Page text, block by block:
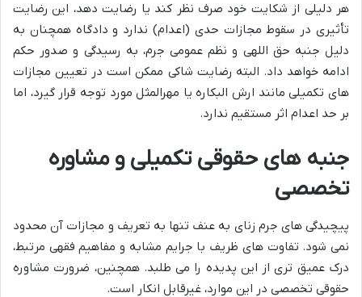
هر دلیلی از شکایت خود صرف نظر کند یا رضایت دهد، این رضایت
تأثیری در سقوط مجازات حدی (اعدام) ندارد و دادگاه همچنان به
دلیل جنبه حق اللهی و نظم عمومی جرم، به رسیدگی و صدور حکم
ادامه خواهد داد. البته رضایت شاکی ممکن است در تعیین مجازات
های تکمیلی مانند ارش البکاره یا مهرالمثل مورد توجه قرار گیرد، اما
بر حد اعدام اثر مستقیم ندارد.
جنبه های حقوقی تکمیلی و مشاوره
تخصصی
پیچیدگی های جرم زنای به عنف تنها به تعریف و مجازات آن محدود
نمی شود. تفاوت های ظریف با جرایم مشابه و مفاهیم فقهی مرتبط،
درک عمیق تری از این پدیده را می طلبد. همچنین، ضرورت مشاوره
حقوقی تخصصی در این موارد، غیرقابل انکار است.